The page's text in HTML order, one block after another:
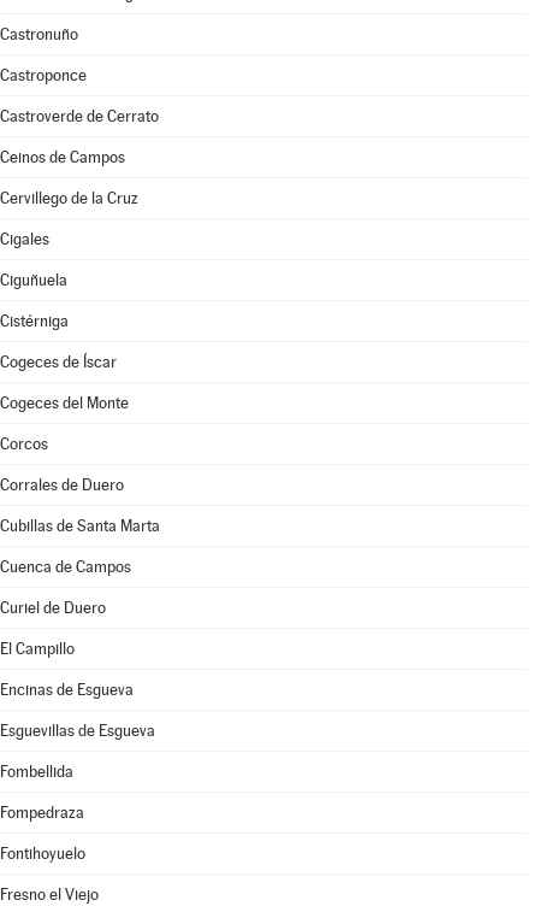
Castronuño
Castroponce
Castroverde de Cerrato
Ceinos de Campos
Cervillego de la Cruz
Cigales
Ciguñuela
Cistérniga
Cogeces de Íscar
Cogeces del Monte
Corcos
Corrales de Duero
Cubillas de Santa Marta
Cuenca de Campos
Curiel de Duero
El Campillo
Encinas de Esgueva
Esguevillas de Esgueva
Fombellida
Fompedraza
Fontihoyuelo
Fresno el Viejo